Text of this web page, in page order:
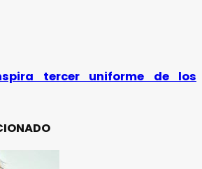
tercer uniforme de los